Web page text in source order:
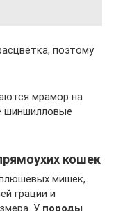
поэтому
мрамор на
шиншилловые
кошек
мишек,
грации и
У породы